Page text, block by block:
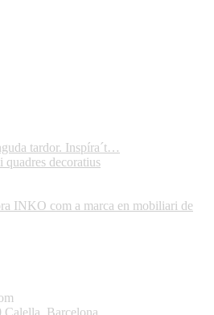
tardor. Inspíra´t…
decoratius
INKO com a marca en mobiliari de
Calella, Barcelona